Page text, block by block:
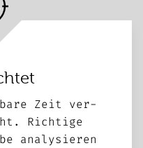
Zeit ver­
Richtige
ana­lysieren